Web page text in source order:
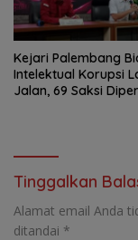
Kejari Palembang
Intelektual Korupsi
Jalan, 69 Saksi
Tinggalkan
Alamat email Anda
ditandai *